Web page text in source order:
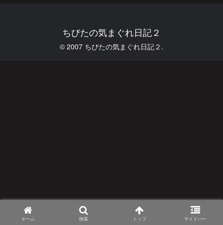
ちびたの気まぐれ日記２
© 2007 ちびたの気まぐれ日記２.
ホーム 検索 トップ サイドバー